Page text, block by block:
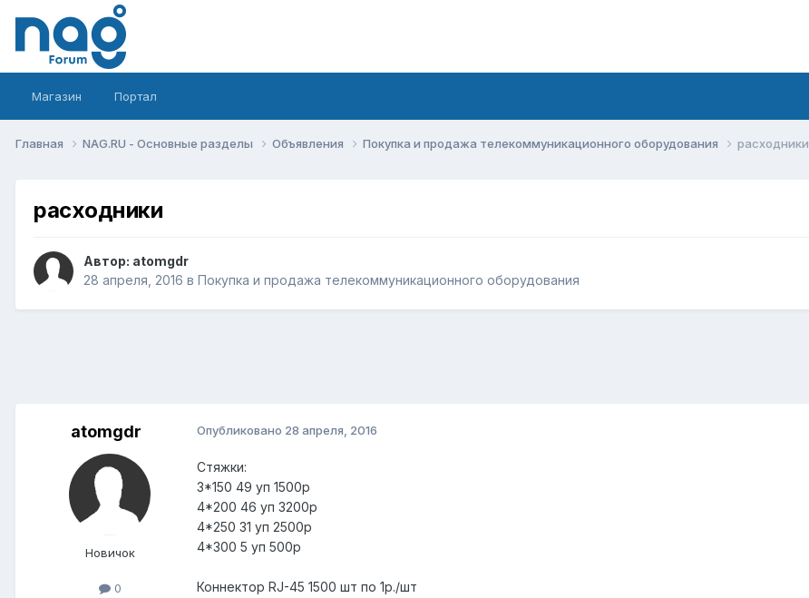
Магазин Портал
Главная NAG.RU - Основные разделы Объявления Покупка и продажа телекоммуникационного оборудования расходники
расходники
Автор: atomgdr
28 апреля, 2016 в Покупка и продажа телекоммуникационного оборудования
atomgdr
Новичок
0
Опубликовано 28 апреля, 2016
Стяжки:
3*150 49 уп 1500р
4*200 46 уп 3200р
4*250 31 уп 2500р
4*300 5 уп 500р
Коннектор RJ-45 1500 шт по 1р./шт